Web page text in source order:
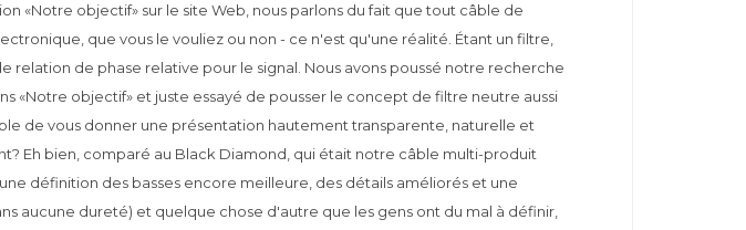
«Notre objectif» sur le site Web, nous parlons du fait que tout câble de
que vous le vouliez ou non - ce n'est qu'une réalité. Étant un filtre,
de phase relative pour le signal. Nous avons poussé notre recherche
«Notre objectif» et juste essayé de pousser le concept de filtre neutre aussi
de vous donner une présentation hautement transparente, naturelle et
Eh bien, comparé au Black Diamond, qui était notre câble multi-produit
définition des basses encore meilleure, des détails améliorés et une
aucune dureté) et quelque chose d'autre que les gens ont du mal à définir,